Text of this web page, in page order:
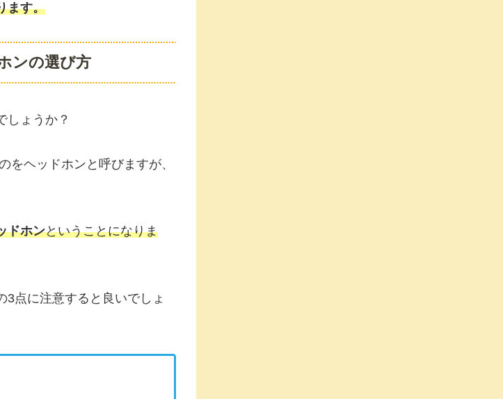
ます。
ンの選び方
しょうか？
をヘッドホンと呼びますが、
ドホンということになりま
点に注意すると良いでしょ